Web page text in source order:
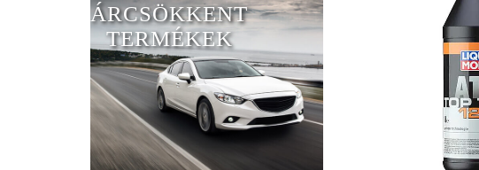
ÁRCSÖKKENT
TERMÉKEK